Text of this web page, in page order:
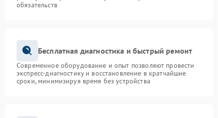
обязательств
Бесплатная диагностика и быстрый ремонт
Современное оборудование и опыт позволяют провести
экспресс-диагностику и восстановление в кратчайшие
сроки, минимизируя время без устройства